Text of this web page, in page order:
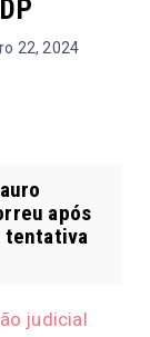
22, 2024
após
tentativa
judicial